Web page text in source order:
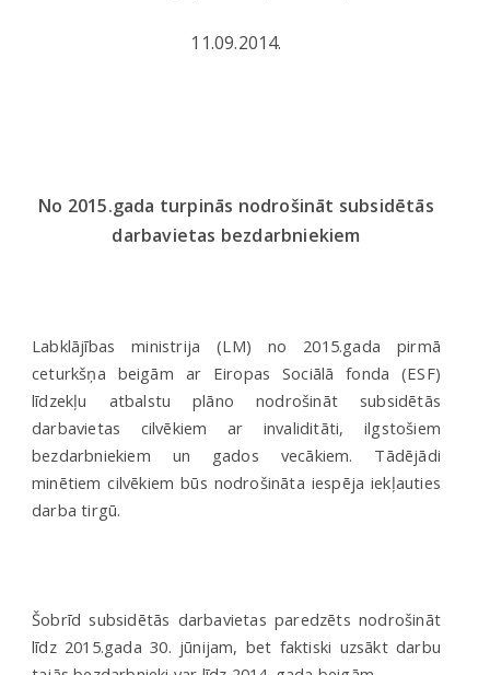
11.09.2014.
No 2015.gada turpinās nodrošināt subsidētās
darbavietas bezdarbniekiem
Labklājības ministrija (LM) no 2015.gada pirmā
ceturkšņa beigām ar Eiropas Sociālā fonda (ESF)
līdzekļu atbalstu plāno nodrošināt subsidētās
darbavietas cilvēkiem ar invaliditāti, ilgstošiem
bezdarbniekiem un gados vecākiem. Tādējādi
minētiem cilvēkiem būs nodrošināta iespēja iekļauties
darba tirgū.
Šobrīd subsidētās darbavietas paredzēts nodrošināt
līdz 2015.gada 30. jūnijam, bet faktiski uzsākt darbu